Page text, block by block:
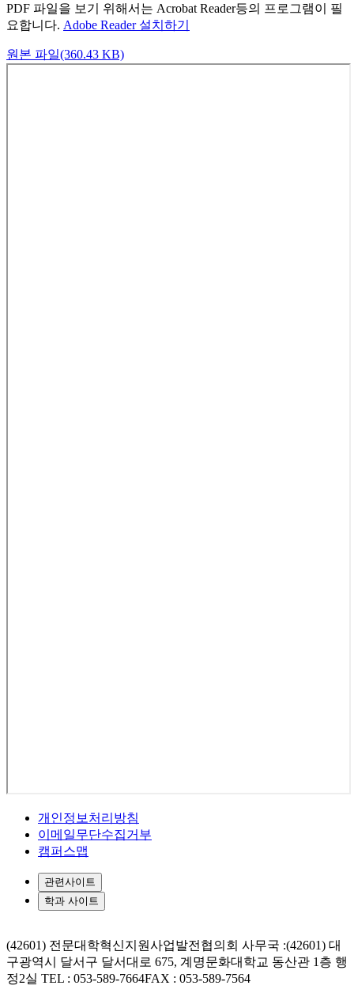
PDF 파일을 보기 위해서는 Acrobat Reader등의 프로그램이 필
요합니다. Adobe Reader 설치하기
원본 파일(360.43 KB)
개인정보처리방침
이메일무단수집거부
캠퍼스맵
관련사이트
학과 사이트
(42601) 전문대학혁신지원사업발전협의회 사무국 :(42601) 대
구광역시 달서구 달서대로 675, 계명문화대학교 동산관 1층 행
정2실 TEL : 053-589-7664FAX : 053-589-7564